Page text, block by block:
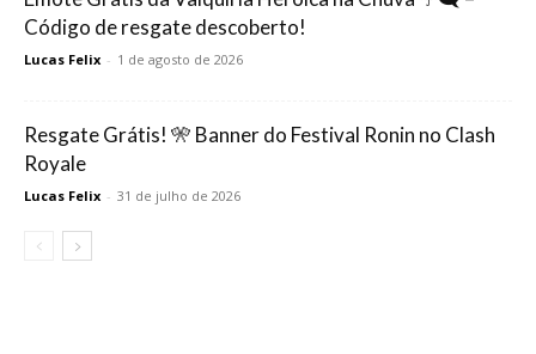
Código de resgate descoberto!
Lucas Felix - 1 de agosto de 2026
Resgate Grátis! 🎌 Banner do Festival Ronin no Clash
Royale
Lucas Felix - 31 de julho de 2026